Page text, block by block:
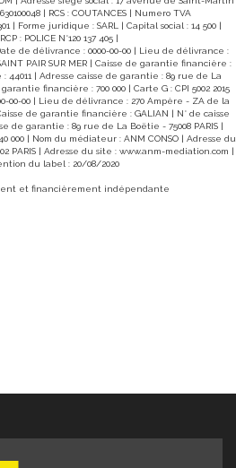
bois et PVC,
sur une
sur le site
12 79 08,
par Aérothermie
parfaitement
Proximité des
portes d'Avranches. À découvrir sans tarder ! DPE :
167 kWh/m2 par an GES (C) 6 g
des coûts annuels
2510 € par an. Prix moyens des énergies indexés sur les
années 2021,
informations sur
sont
www.georisques.gouv.fr" Pour plus de
pour organiser une
| RCS : COUTANCES | Numero TVA
| Forme juridique : SARL | Capital social : 14 500 |
: POLICE N°120 137 405 |
Date de délivrance : 0000-00-00 | Lieu de délivrance :
PAIR SUR MER | Caisse de garantie financière :
44011 | Adresse caisse de garantie : 89 rue de La
financière : 700 000 | Carte G : CPI 5002 2015
00-00 | Lieu de délivrance : 270 Ampère - ZA de la
de garantie financière : GALIAN | N° de caisse
de garantie : 89 rue de La Boëtie - 75008 PARIS |
| Nom du médiateur : ANM CONSO | Adresse du
PARIS | Adresse du site : www.anm-mediation.com
du label : 20/08/2020
et financièrement indépendante